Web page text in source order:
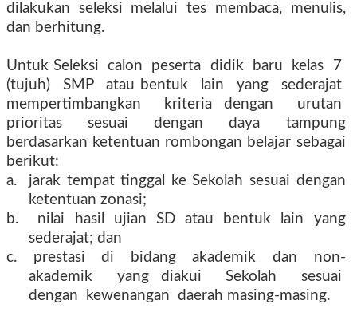
dilakukan seleksi melalui tes membaca, menulis,
dan berhitung.
Untuk Seleksi calon peserta didik baru kelas
7
(tujuh)
SMP atau bentuk lain yang
sederajat
mempertimbangkan
kriteria dengan
urutan
prioritas
sesuai dengan daya
tampung
berdasarkan ketentuan rombongan belajar sebagai
berikut:
a.
jarak tempat tinggal ke Sekolah sesuai dengan
ketentuan zonasi;
b.
nilai hasil ujian SD atau bentuk lain yang
sederajat; dan
c.
prestasi di bidang akademik dan
non-
akademik
yang diakui Sekolah
sesuai
dengan
kewenangan daerah masing-masing.